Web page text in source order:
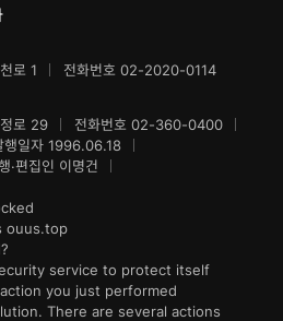
콩쿠르
로 1 전화번호 02-2020-0114
로 29
전화번호 02-360-0400
행일자 1996.06.18
·편집인 이명건
ouus.top
service to protect itself
you just performed
There are several actions